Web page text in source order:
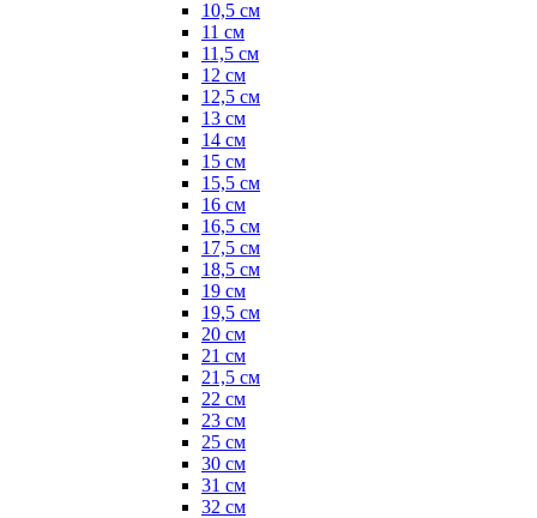
10,5 см
11 см
11,5 см
12 см
12,5 см
13 см
14 см
15 см
15,5 см
16 см
16,5 см
17,5 см
18,5 см
19 см
19,5 см
20 см
21 см
21,5 см
22 см
23 см
25 см
30 см
31 см
32 см